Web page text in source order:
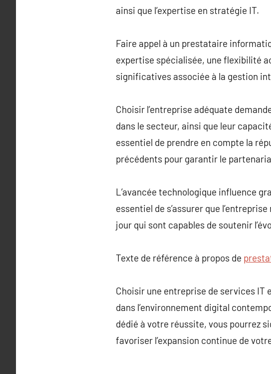
ainsi que l’expertise en stratégie IT.
Faire appel à un prestataire
expertise spécialisée, une flexibilité
significatives associée à la gestion
Choisir l’entreprise adéquate
dans le secteur, ainsi que leur
essentiel de prendre en compte la
précédents pour garantir le
L’avancée technologique influence
essentiel de s’assurer que
jour qui sont capables de soutenir
Texte de référence à propos de
Choisir une entreprise de services IT
dans l’environnement digital
dédié à votre réussite, vous pourrez
favoriser l’expansion continue de